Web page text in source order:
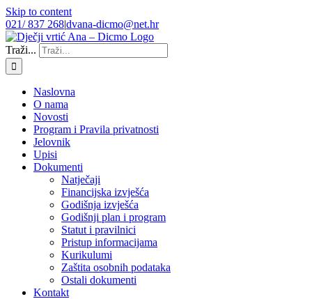
Skip to content
021/ 837 268|dvana-dicmo@net.hr
Traži...
Naslovna
O nama
Novosti
Program i Pravila privatnosti
Jelovnik
Upisi
Dokumenti
Natječaji
Financijska izvješća
Godišnja izvješća
Godišnji plan i program
Statut i pravilnici
Pristup informacijama
Kurikulumi
Zaštita osobnih podataka
Ostali dokumenti
Kontakt